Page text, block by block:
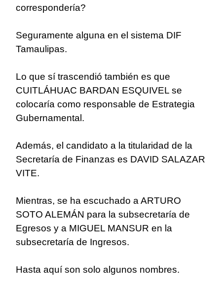
correspondería?
Seguramente alguna en el sistema DIF
Tamaulipas.
Lo que sí trascendió también es que
CUITLÁHUAC BARDAN ESQUIVEL se
colocaría como responsable de Estrategia
Gubernamental.
Además, el candidato a la titularidad de la
Secretaría de Finanzas es DAVID SALAZAR
VITE.
Mientras, se ha escuchado a ARTURO
SOTO ALEMÁN para la subsecretaría de
Egresos y a MIGUEL MANSUR en la
subsecretaría de Ingresos.
Hasta aquí son solo algunos nombres.